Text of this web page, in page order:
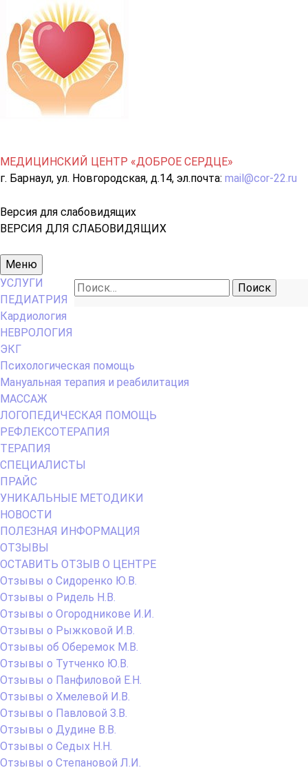
МЕДИЦИНСКИЙ ЦЕНТР «ДОБРОЕ СЕРДЦЕ»
г. Барнаул, ул. Новгородская, д.14, эл.почта: mail@cor-22.ru
Версия для слабовидящих
ВЕРСИЯ ДЛЯ СЛАБОВИДЯЩИХ
Основное
меню
Меню
Найти:
УСЛУГИ
ПЕДИАТРИЯ
Кардиология
НЕВРОЛОГИЯ
ЭКГ
Психологическая помощь
Мануальная терапия и реабилитация
МАССАЖ
ЛОГОПЕДИЧЕСКАЯ ПОМОЩЬ
РЕФЛЕКСОТЕРАПИЯ
ТЕРАПИЯ
СПЕЦИАЛИСТЫ
ПРАЙС
УНИКАЛЬНЫЕ МЕТОДИКИ
НОВОСТИ
ПОЛЕЗНАЯ ИНФОРМАЦИЯ
ОТЗЫВЫ
ОСТАВИТЬ ОТЗЫВ О ЦЕНТРЕ
Отзывы о Сидоренко Ю.В.
Отзывы о Ридель Н.В.
Отзывы о Огородникове И.И.
Отзывы о Рыжковой И.В.
Отзывы об Оберемок М.В.
Отзывы о Тутченко Ю.В.
Отзывы о Панфиловой Е.Н.
Отзывы о Хмелевой И.В.
Отзывы о Павловой З.В.
Отзывы о Дудине В.В.
Отзывы о Седых Н.Н.
Отзывы о Степановой Л.И.